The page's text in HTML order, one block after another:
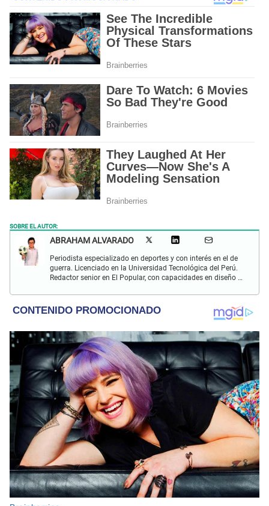
SOBRE EL AUTOR:
ABRAHAM ALVARADO
Periodista especializado en deportes y con interés en el de
guerra. Licenciado en la Universidad Tecnológica del Perú.
Redactor senior en El Popular, con capacidades en diseño y
cultural.